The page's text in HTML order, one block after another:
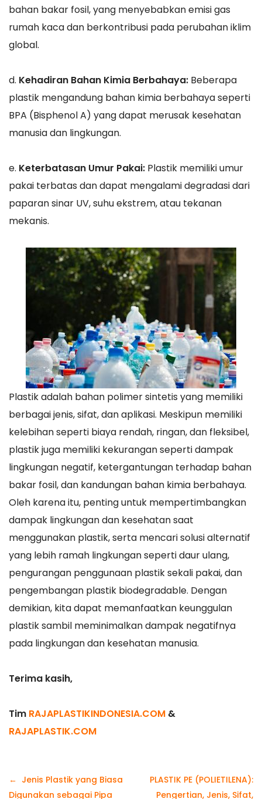
bahan bakar fosil, yang menyebabkan emisi gas
rumah kaca dan berkontribusi pada perubahan iklim
global.
d. Kehadiran Bahan Kimia Berbahaya: Beberapa
plastik mengandung bahan kimia berbahaya seperti
BPA (Bisphenol A) yang dapat merusak kesehatan
manusia dan lingkungan.
e. Keterbatasan Umur Pakai: Plastik memiliki umur
pakai terbatas dan dapat mengalami degradasi dari
paparan sinar UV, suhu ekstrem, atau tekanan
mekanis.
Plastik adalah bahan polimer sintetis yang memiliki
berbagai jenis, sifat, dan aplikasi. Meskipun memiliki
kelebihan seperti biaya rendah, ringan, dan fleksibel,
plastik juga memiliki kekurangan seperti dampak
lingkungan negatif, ketergantungan terhadap bahan
bakar fosil, dan kandungan bahan kimia berbahaya.
Oleh karena itu, penting untuk mempertimbangkan
dampak lingkungan dan kesehatan saat
menggunakan plastik, serta mencari solusi alternatif
yang lebih ramah lingkungan seperti daur ulang,
pengurangan penggunaan plastik sekali pakai, dan
pengembangan plastik biodegradable. Dengan
demikian, kita dapat memanfaatkan keunggulan
plastik sambil meminimalkan dampak negatifnya
pada lingkungan dan kesehatan manusia.
Terima kasih,
Tim RAJAPLASTIKINDONESIA.COM &
RAJAPLASTIK.COM
Navigasi
pos
Jenis Plastik yang Biasa
Digunakan sebagai Pipa
PLASTIK PE (POLIETILENA):
Pengertian, Jenis, Sifat,